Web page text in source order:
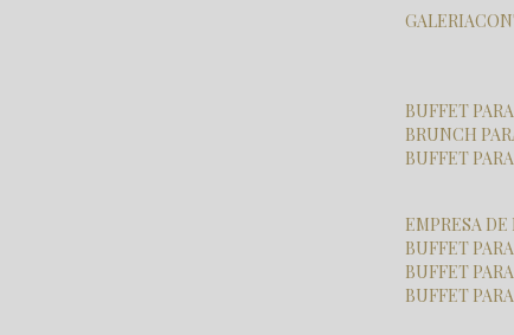
GALERIA
BUFFET
BRUNCH
BUFFET
EMPRESA
BUFFET
BUFFET
BUFFET